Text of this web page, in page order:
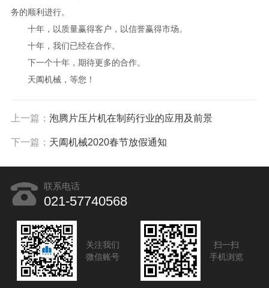
务的顺利进行。
十年，以质量赢得客户，以信誉赢得市场。
十年，我们已经在合作。
下一个十年，期待更多的合作。
天阖机械，等您！
上一篇： 泡腾片压片机在制药行业的应用及前景
下一篇： 天阖机械2020春节放假通知
联系电话
021-57740568
关注我们
微信账号
扫一扫
手机浏览